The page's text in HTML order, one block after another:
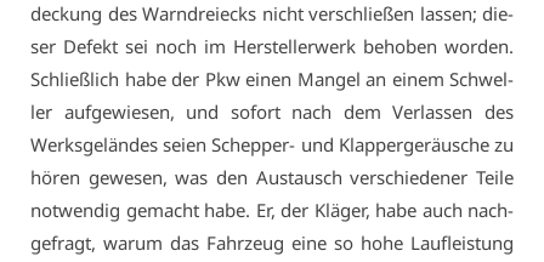
de­ckung des Warn­drei­ecks nicht ver­schlie­ßen las­sen; die­
ser De­fekt sei noch im Her­stel­ler­werk be­ho­ben wor­den.
Schließ­lich ha­be der Pkw ei­nen Man­gel an ei­nem Schwel­
ler auf­ge­wie­sen, und so­fort nach dem Ver­las­sen des
Werks­ge­län­des sei­en Schep­per- und Klap­per­ge­räu­sche zu
hö­ren ge­we­sen, was den Aus­tausch ver­schie­de­ner Tei­le
not­wen­dig ge­macht ha­be. Er, der Klä­ger, ha­be auch nach­
ge­fragt, war­um das Fahr­zeug ei­ne so ho­he Lauf­leis­tung